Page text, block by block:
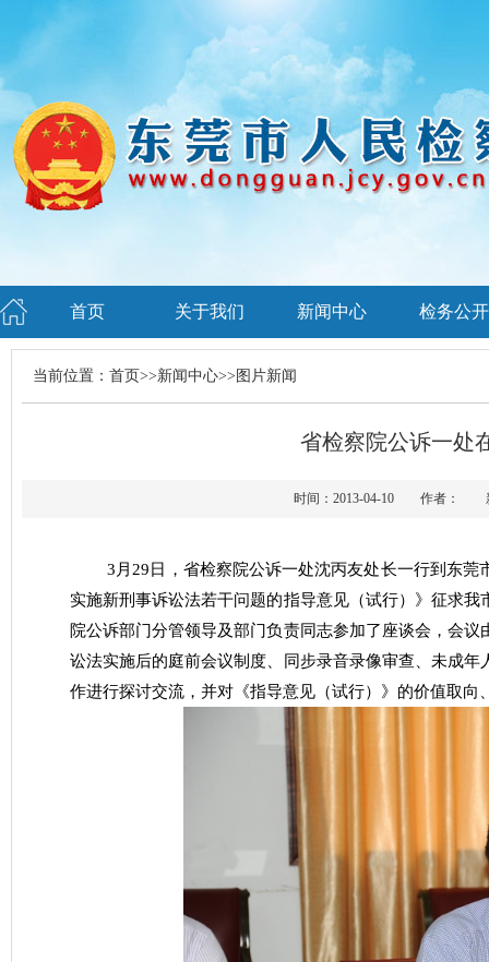
首页 关于我们 新闻中心 检务公开
当前位置： 首页>>新闻中心>> 图片新闻
省检察院公诉一处
时间：2013-04-10 作者：
3 月 29 日 ，省检察院公诉一处沈丙友处长一行到 东莞
实施新刑事诉讼法若干问题的指导意见（试行）》征求
院公诉部门分管领导及部门负责同志参加了座谈会，会
讼法实施后的庭前会议制度、同步录音录像审查、未成
作进行探讨交流，并对《指导意见（试行）》的价值取